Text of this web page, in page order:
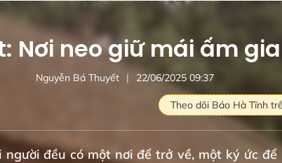
Nơi neo giữ mái ấm
Nguyễn Bá Thuyết 22/06/2025 09:37
Theo dõi Báo Hà Tĩnh
người đều có một nơi để trở về, một ký ức để